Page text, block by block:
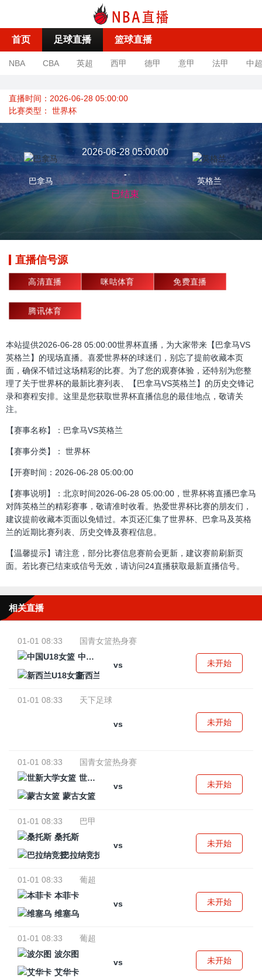
首页 足球直播 篮球直播
NBA CBA 英超 西甲 德甲 意甲 法甲 中超
直播时间：2026-06-28 05:00:00
比赛类型： 世界杯
巴拿马
2026-06-28 05:00:00
-
已结束
英格兰
直播信号源
高清直播 咪咕体育 免费直播
腾讯体育
本站提供2026-06-28 05:00:00世界杯直播，为大家带来【巴拿马VS
英格兰】的现场直播。喜爱世界杯的球迷们，别忘了提前收藏本页
面，确保不错过这场精彩的比赛。为了您的观赛体验，还特别为您整
理了关于世界杯的最新比赛列表、【巴拿马VS英格兰】的历史交锋记
录和赛程安排。这里是您获取世界杯直播信息的最佳地点，敬请关
注。
【赛事名称】：巴拿马VS英格兰
【赛事分类】： 世界杯
【开赛时间：2026-06-28 05:00:00
【赛事说明】：北京时间2026-06-28 05:00:00，世界杯将直播巴拿马
对阵英格兰的精彩赛事，敬请准时收看。热爱世界杯比赛的朋友们，
建议提前收藏本页面以免错过。本页还汇集了世界杯、巴拿马及英格
兰的近期比赛列表、历史交锋及赛程信息。
【温馨提示】请注意，部分比赛信息赛前会更新，建议赛前刷新页
面。若比赛已结束或信号无效，请访问24直播获取最新直播信号。
相关直播
01-01 08:33
国青女篮热身赛
中国U18女篮
vs
新西兰U18女篮
未开始
01-01 08:33 天下足球
vs 未开始
01-01 08:33
国青女篮热身赛
世新大学女篮
vs
蒙古女篮
未开始
01-01 08:33
巴甲
桑托斯
vs
巴拉纳竞技
未开始
01-01 08:33
葡超
本菲卡
vs
维塞乌
未开始
01-01 08:33
葡超
波尔图
vs
艾华卡
未开始